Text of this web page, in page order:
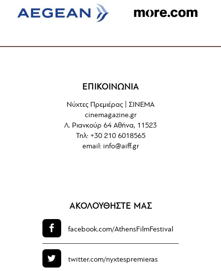
ΕΠΙΚΟΙΝΩΝΙΑ
Νύχτες Πρεμιέρας | ΣΙΝΕΜΑ
cinemagazine.gr
Λ. Ριανκούρ 64 Αθήνα, 11523
Τηλ: +30 210 6018565
email: info@aiff.gr
ΑΚΟΛΟΥΘΗΣΤΕ ΜΑΣ
facebook.com/AthensFilmFestival
twitter.com/nyxtespremieras